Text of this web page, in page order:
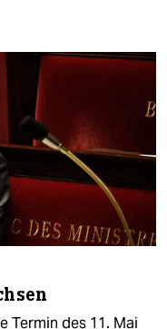
Termin des 11. Mai